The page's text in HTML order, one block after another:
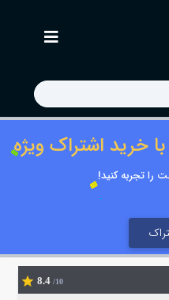
خرید اشتراک ویژه
را تجربه کنید!
8.4 /10